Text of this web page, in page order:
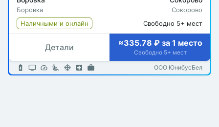
Боровка
Сокорово
Наличными и онлайн
Свободно 5+ мест
Детали ≈335.78 ₽ за 1 место
Свободно 5+ мест
ООО ЮнибусБел